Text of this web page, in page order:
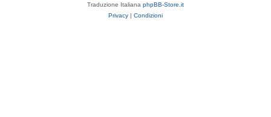
Traduzione Italiana phpBB-Store.it
Privacy | Condizioni